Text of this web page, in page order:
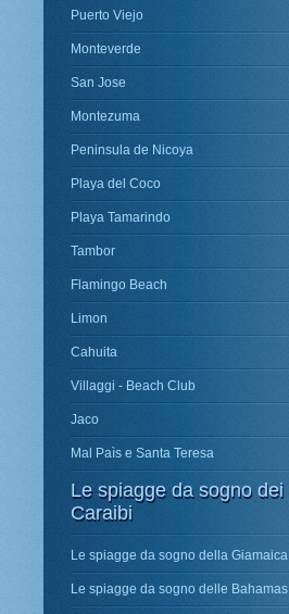
Puerto Viejo
Monteverde
San Jose
Montezuma
Peninsula de Nicoya
Playa del Coco
Playa Tamarindo
Tambor
Flamingo Beach
Limon
Cahuita
Villaggi - Beach Club
Jaco
Mal Paìs e Santa Teresa
Le spiagge da sogno dei
Caraibi
Le spiagge da sogno della Giamaica
Le spiagge da sogno delle Bahamas